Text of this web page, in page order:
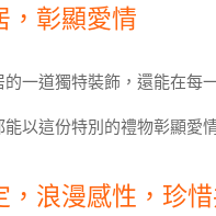
，彰顯愛情
一道獨特裝飾，還能在每
以這份特別的禮物彰顯愛
，浪漫感性，珍